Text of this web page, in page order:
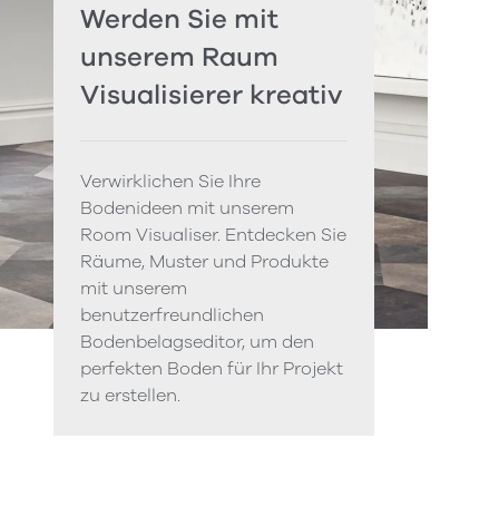
Werden Sie mit
unserem Raum
Visualisierer kreativ
Verwirklichen Sie Ihre
Bodenideen mit unserem
Room Visualiser. Entdecken Sie
Räume, Muster und Produkte
mit unserem
benutzerfreundlichen
Bodenbelagseditor, um den
perfekten Boden für Ihr Projekt
zu erstellen.